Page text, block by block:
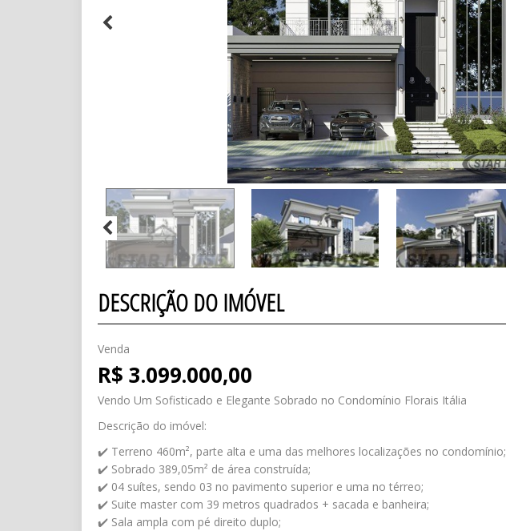
DESCRIÇÃO DO IMÓVEL
Venda
R$ 3.099.000,00
Vendo Um Sofisticado e Elegante Sobrado no Condomínio Florais Itália
Descrição do imóvel:
✔️ Terreno 460m², parte alta e uma das melhores localizações no condomínio;
✔️ Sobrado 389,05m² de área construída;
✔️ 04 suítes, sendo 03 no pavimento superior e uma no térreo;
✔️ Suite master com 39 metros quadrados + sacada e banheira;
✔️ Sala ampla com pé direito duplo;